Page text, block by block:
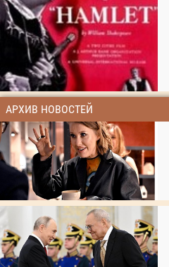
АРХИВ НОВОСТЕЙ